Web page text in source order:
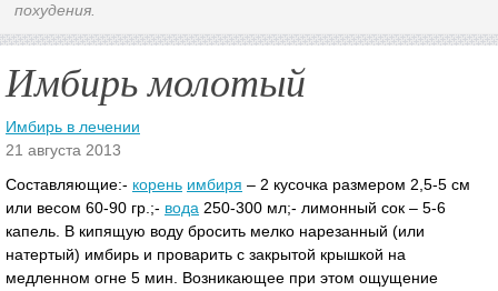
похудения.
Имбирь молотый
Имбирь в лечении
21 августа 2013
Составляющие:- корень имбиря – 2 кусочка размером 2,5-5 см
или весом 60-90 гр.;- вода 250-300 мл;- лимонный сок – 5-6
капель. В кипящую воду бросить мелко нарезанный (или
натертый) имбирь и проварить с закрытой крышкой на
медленном огне 5 мин. Возникающее при этом ощущение